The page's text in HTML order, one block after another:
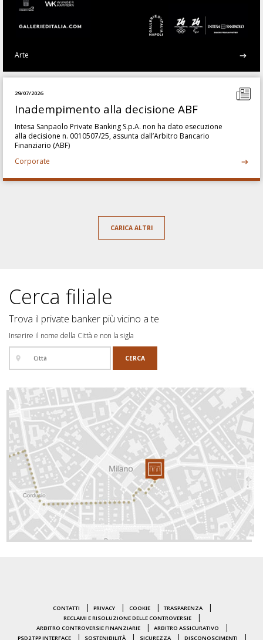
Arte
29/07/2026
Inadempimento alla decisione ABF
Intesa Sanpaolo Private Banking S.p.A. non ha dato esecuzione
alla decisione n. 0010507/25, assunta dall’Arbitro Bancario
Finanziario (ABF)
Corporate
CARICA ALTRI
Cerca filiale
Trova il private banker più vicino a te
Inserire il nome della Città e non la sigla
CONTATTI PRIVACY COOKIE
TRASPARENZA
RECLAMI E RISOLUZIONE DELLE CONTROVERSIE
ARBITRO CONTROVERSIE FINANZIARIE
ARBITRO ASSICURATIVO
PSD2 TPP INTERFACE
SOSTENIBILITÀ SICUREZZA DISCONOSCIMENTI